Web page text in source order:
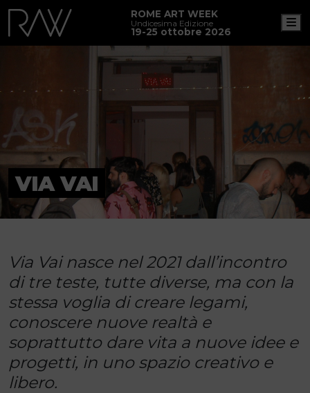
ROME ART WEEK
Undicesima Edizione
19-25 ottobre 2026
VIA VAI
Via Vai nasce nel 2021 dall’incontro
di tre teste, tutte diverse, ma con la
stessa voglia di creare legami,
conoscere nuove realtà e
soprattutto dare vita a nuove idee e
progetti, in uno spazio creativo e
libero.